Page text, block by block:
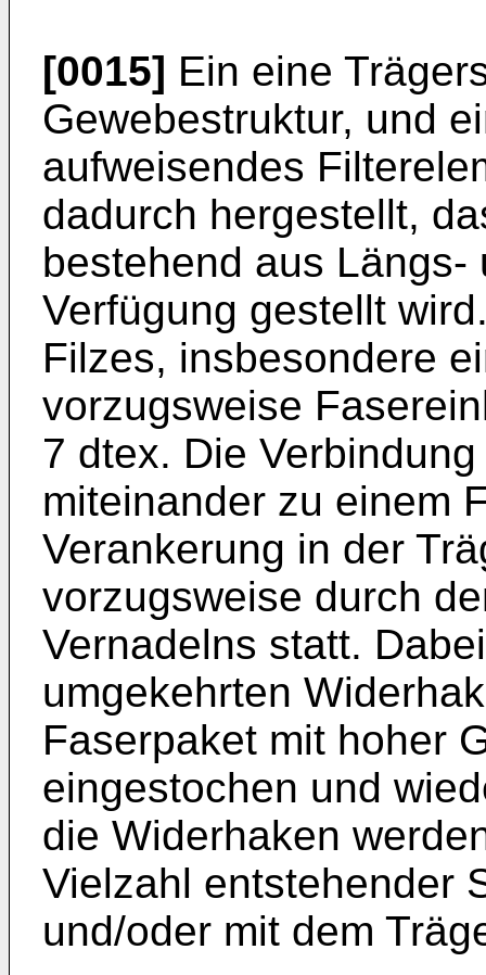
[0015] Ein eine
Gewebestruktur, und
aufweisendes
dadurch hergestellt,
bestehend aus Längs-
Verfügung gestellt
Filzes, insbesondere
vorzugsweise
7 dtex. Die
miteinander zu einem
Verankerung in der
vorzugsweise durch
Vernadelns statt.
umgekehrten
Faserpaket mit hoher
eingestochen und
die Widerhaken
Vielzahl entstehender
und/oder mit dem